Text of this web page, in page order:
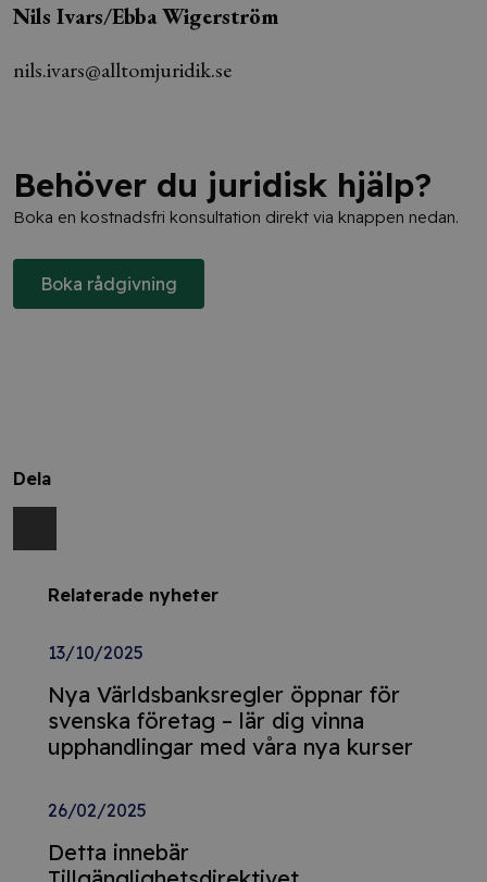
Nils Ivars/Ebba Wigerström
nils.ivars@alltomjuridik.se
Behöver du juridisk hjälp?
Boka en kostnadsfri konsultation direkt via knappen nedan.
Boka rådgivning
Dela
Relaterade nyheter
13/10/2025
Nya Världsbanksregler öppnar för
svenska företag – lär dig vinna
upphandlingar med våra nya kurser
26/02/2025
Detta innebär